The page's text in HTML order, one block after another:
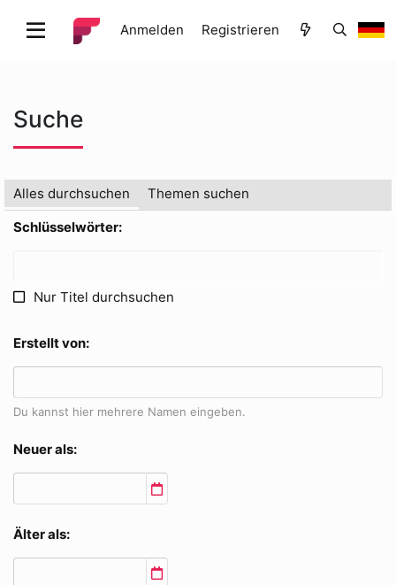
Anmelden Registrieren
Suche
Alles durchsuchen
Themen suchen
Schlüsselwörter
Nur Titel durchsuchen
Erstellt von
Du kannst hier mehrere Namen eingeben.
Neuer als
Älter als